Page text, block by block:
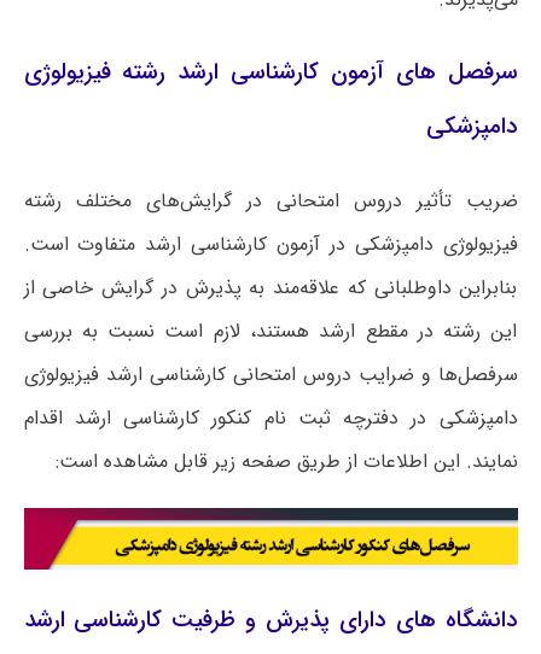
سرفصل های آزمون کارشناسی ارشد رشته فیزیولوژی
دامپزشکی
ضریب تأثیر دروس امتحانی در گرایش‌های مختلف رشته
فیزیولوژی دامپزشکی در آزمون کارشناسی ارشد متفاوت است.
بنابراین داوطلبانی که علاقه‌مند به پذیرش در گرایش خاصی از
این رشته در مقطع ارشد هستند، لازم است نسبت به بررسی
سرفصل‌ها و ضرایب دروس امتحانی کارشناسی ارشد فیزیولوژی
دامپزشکی در دفترچه ثبت نام کنکور کارشناسی ارشد اقدام
نمایند. این اطلاعات از طریق صفحه زیر قابل مشاهده است:
دانشگاه های دارای پذیرش و ظرفیت کارشناسی ارشد